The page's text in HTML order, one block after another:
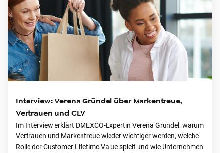
Interview: Verena Gründel über Markentreue,
Vertrauen und CLV
Im Interview erklärt DMEXCO-Expertin Verena Gründel, warum
Vertrauen und Markentreue wieder wichtiger werden, welche
Rolle der Customer Lifetime Value spielt und wie Unternehmen